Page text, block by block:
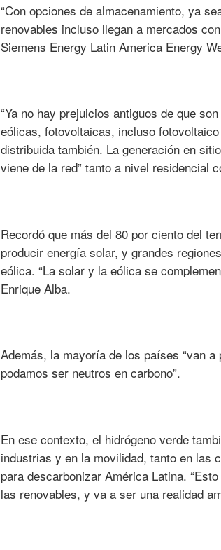
“Con opciones de almacenamiento, ya
renovables incluso llegan a mercados
Siemens Energy Latin America Energy
“Ya no hay prejuicios antiguos de que
eólicas, fotovoltaicas, incluso
distribuida también. La generación en
viene de la red” tanto a nivel residencial
Recordó que más del 80 por ciento del
producir energía solar, y grandes
eólica. “La solar y la eólica se
Enrique Alba.
Además, la mayoría de los países “van
podamos ser neutros en carbono”.
En ese contexto, el hidrógeno verde
industrias y en la movilidad, tanto en las
para descarbonizar América Latina.
las renovables, y va a ser una realidad